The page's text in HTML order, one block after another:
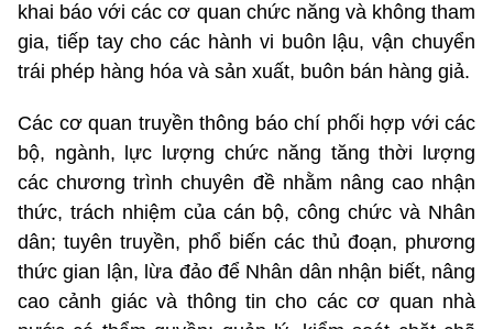
khai báo với các cơ quan chức năng và không tham
gia, tiếp tay cho các hành vi buôn lậu, vận chuyển
trái phép hàng hóa và sản xuất, buôn bán hàng giả.
Các cơ quan truyền thông báo chí phối hợp với các
bộ, ngành, lực lượng chức năng tăng thời lượng
các chương trình chuyên đề nhằm nâng cao nhận
thức, trách nhiệm của cán bộ, công chức và Nhân
dân; tuyên truyền, phổ biến các thủ đoạn, phương
thức gian lận, lừa đảo để Nhân dân nhận biết, nâng
cao cảnh giác và thông tin cho các cơ quan nhà